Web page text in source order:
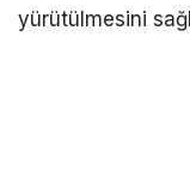
yürütülmesini